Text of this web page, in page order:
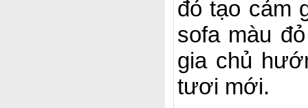
đỏ tạo cảm
sofa màu
gia chủ
tươi mới.